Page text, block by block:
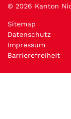
© 2026 Kanton
Toolbar
Sitemap
Datenschutz
Impressum
Barrierefreiheit